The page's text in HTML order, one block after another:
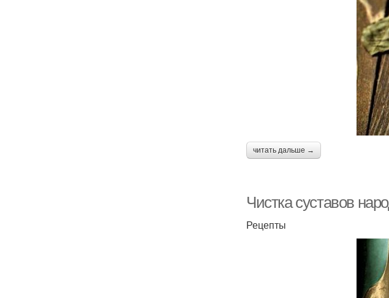
читать дальше →
Чистка суставов
Рецепты